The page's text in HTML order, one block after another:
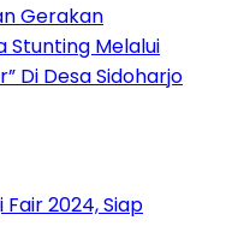
Gerakan
Stunting Melalui
Di Desa Sidoharjo
2024, Siap